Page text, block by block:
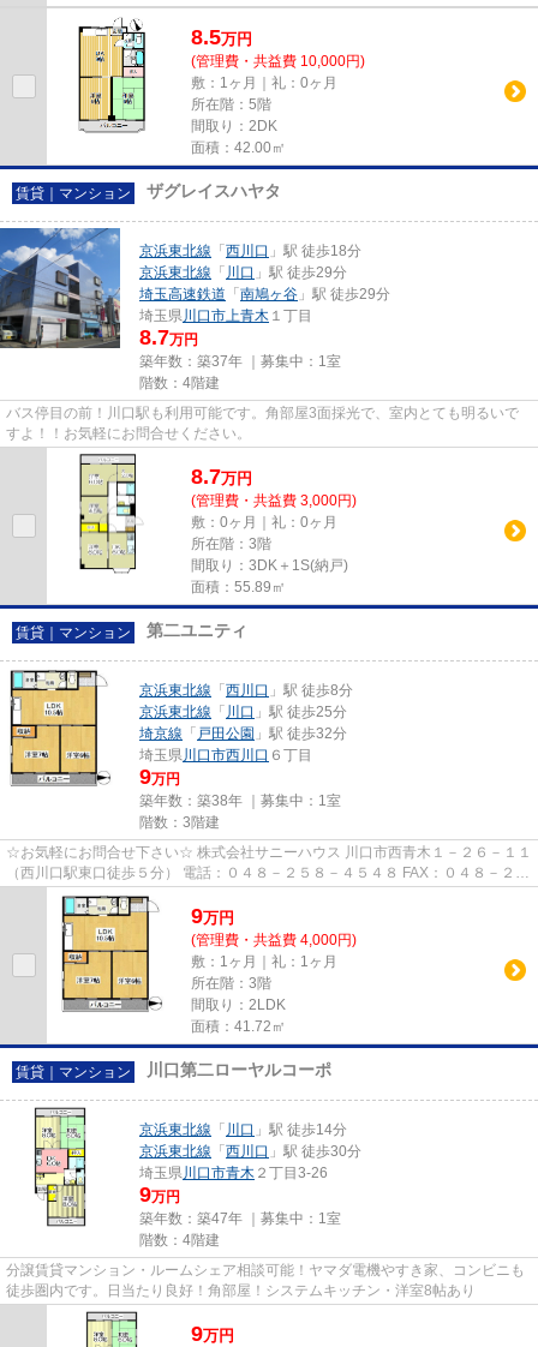
8.5万円
(管理費・共益費 10,000円)
敷：1ヶ月｜礼：0ヶ月
所在階：5階
間取り：2DK
面積：42.00㎡
賃貸｜マンション ザグレイスハヤタ
京浜東北線 「 西川口 」駅 徒歩18分
京浜東北線 「 川口 」駅 徒歩29分
埼玉高速鉄道 「 南鳩ヶ谷 」駅 徒歩29分
埼玉県川口市上青木 １丁目
8.7万円
築年数：築37年 ｜募集中： 1室
階数：4階建
バス停目の前！川口駅も利用可能です。角部屋3面採光で、室内とても明るいで
すよ！！お気軽にお問合せください。
8.7万円
(管理費・共益費 3,000円)
敷：0ヶ月｜礼：0ヶ月
所在階：3階
間取り：3DK＋1S(納戸)
面積：55.89㎡
賃貸｜マンション 第二ユニティ
京浜東北線 「 西川口 」駅 徒歩8分
京浜東北線 「 川口 」駅 徒歩25分
埼京線 「 戸田公園 」駅 徒歩32分
埼玉県川口市西川口 ６丁目
9万円
築年数：築38年 ｜募集中： 1室
階数：3階建
☆お気軽にお問合せ下さい☆ 株式会社サニーハウス 川口市西青木１－２６－１１
（西川口駅東口徒歩５分） 電話：０４８－２５８－４５４８ FAX：０４８－２５
８－４５２８ MAIL：sales@s...
9万円
(管理費・共益費 4,000円)
敷：1ヶ月｜礼：1ヶ月
所在階：3階
間取り：2LDK
面積：41.72㎡
賃貸｜マンション 川口第二ローヤルコーポ
京浜東北線 「 川口 」駅 徒歩14分
京浜東北線 「 西川口 」駅 徒歩30分
埼玉県川口市青木 ２丁目3-26
9万円
築年数：築47年 ｜募集中： 1室
階数：4階建
分譲賃貸マンション・ルームシェア相談可能！ヤマダ電機やすき家、コンビニも
徒歩圏内です。日当たり良好！角部屋！システムキッチン・洋室8帖あり
9万円